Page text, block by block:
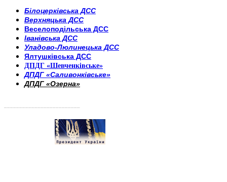
Білоцерківська ДСС
Верхняцька ДСС
Веселоподільська ДСС
Іванівська ДСС
Уладово-Люлинецька ДСС
Ялтушківська ДСС
ДПДГ «Шевченківське»
ДПДГ «Саливонківське»
ДПДГ «Озерна»